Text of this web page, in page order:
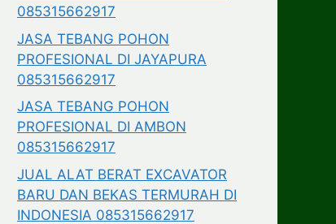
085315662917
JASA TEBANG POHON
PROFESIONAL DI JAYAPURA
085315662917
JASA TEBANG POHON
PROFESIONAL DI AMBON
085315662917
JUAL ALAT BERAT EXCAVATOR
BARU DAN BEKAS TERMURAH DI
INDONESIA 085315662917